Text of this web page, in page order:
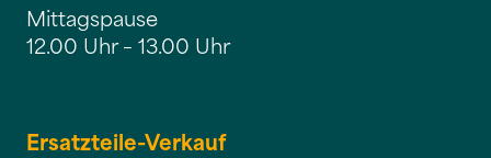
Mittagspause
12.00 Uhr – 13.00 Uhr
Ersatzteile-Verkauf